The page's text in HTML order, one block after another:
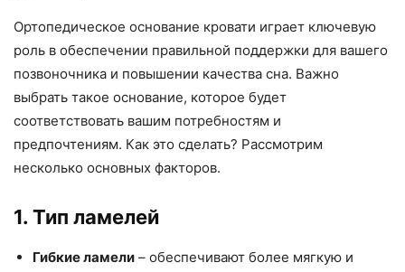
Ортопедическое основание кровати играет ключевую
роль в обеспечении правильной поддержки для вашего
позвоночника и повышении качества сна. Важно
выбрать такое основание, которое будет
соответствовать вашим потребностям и
предпочтениям. Как это сделать? Рассмотрим
несколько основных факторов.
1. Тип ламелей
Гибкие ламели – обеспечивают более мягкую и